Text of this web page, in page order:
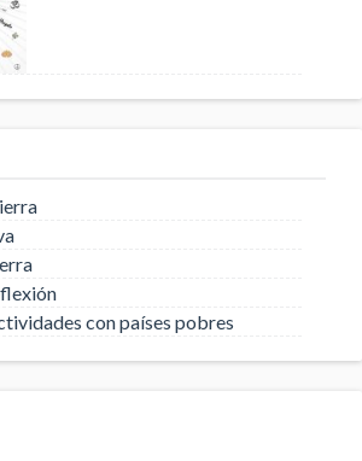
con países pobres